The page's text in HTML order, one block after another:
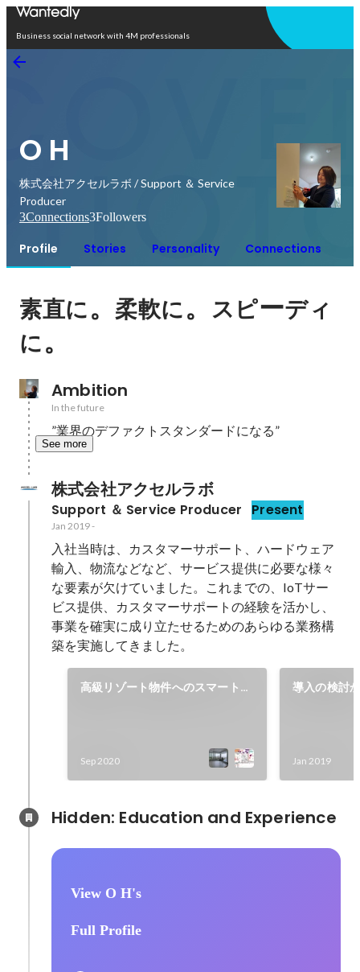
Business social network with 4M professionals
O H
株式会社アクセルラボ / Support ＆ Service
Producer
3Connections3Followers
Profile Stories Personality Connections
素直に。柔軟に。 スピーディ
に。
Ambition
In the future
”業界のデファクトスタンダードになる”
See more
株式会社アクセルラボ
Support ＆ Service Producer Present
Jan 2019-
入社当時は、カスタマーサポート、ハードウェア
輸入、物流などなど、サービス提供に必要な様々
な要素が欠けていました。これまでの、IoTサー
ビス提供、カスタマーサポートの経験を活かし、
事業を確実に成り立たせるためのあらゆる業務構
築を実施してきました。
高級リゾート物件へのスマートホ
Sep 2020
導入の検討
Jan 2019
View O H's
Full Profile